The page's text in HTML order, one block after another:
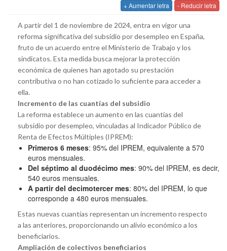
+ Aumentar letra - Reducir letra
A partir del 1 de noviembre de 2024, entra en vigor una
reforma significativa del subsidio por desempleo en España,
fruto de un acuerdo entre el Ministerio de Trabajo y los
sindicatos. Esta medida busca mejorar la protección
económica de quienes han agotado su prestación
contributiva o no han cotizado lo suficiente para acceder a
ella.
Incremento de las cuantías del subsidio
La reforma establece un aumento en las cuantías del
subsidio por desempleo, vinculadas al Indicador Público de
Renta de Efectos Múltiples (IPREM):
Primeros 6 meses: 95% del IPREM, equivalente a 570
euros mensuales.
Del séptimo al duodécimo mes: 90% del IPREM, es decir,
540 euros mensuales.
A partir del decimotercer mes: 80% del IPREM, lo que
corresponde a 480 euros mensuales.
Estas nuevas cuantías representan un incremento respecto
a las anteriores, proporcionando un alivio económico a los
beneficiarios.
Ampliación de colectivos beneficiarios